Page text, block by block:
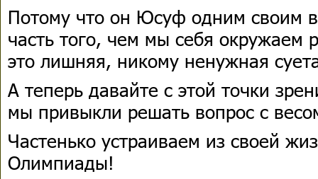
Потому что он Юсуф одним своим
часть того, чем мы себя
это лишняя, никому ненужная
А теперь давайте с этой точки
мы привыкли решать вопрос с
Частенько устраиваем из своей
Олимпиады!